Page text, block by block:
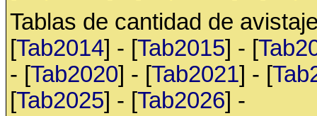
Tablas de cantidad de
[Tab2014] - [Tab2015] - [
- [Tab2020] - [Tab2021] - [
[Tab2025] - [Tab2026] -